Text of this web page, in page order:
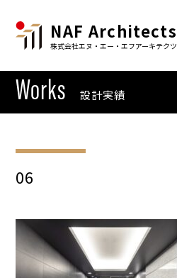
NAF Architects
株式会社エヌ・エー・エフアーキテクツ
Works 設計実績
06